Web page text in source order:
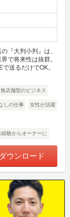
『大判小判』は、
で将来性は抜群。
送るだけでOK。
無店舗型のビジネス
しの仕事 女性が活躍
経験からオーナーに
ウンロード